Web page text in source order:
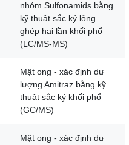
nhóm Sulfonamids bằng
kỹ thuật sắc ký lỏng
ghép hai lần khối phổ
(LC/MS-MS)
Mật ong - xác định dư
lượng Amitraz bằng kỹ
thuật sắc ký khối phổ
(GC/MS)
Mật ong - xác định dư